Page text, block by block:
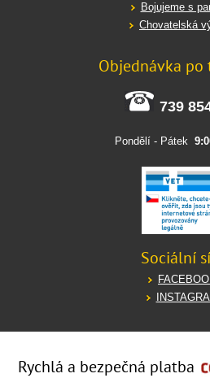
Bojujeme s
Chovatelská
Objednávka po
739
Pondělí - Pátek
Sociální
Rychlá a bezpečná platba